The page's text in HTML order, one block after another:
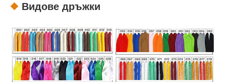
Видове дръжки